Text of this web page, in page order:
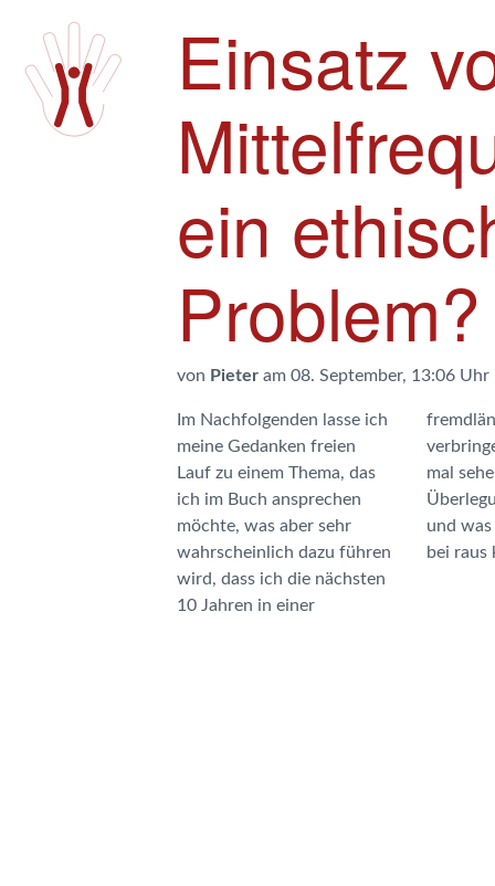
Einsatz
ein
Problem?
von Pieter am 08. September, 13:06 Uhr
Im Nachfolgenden lasse ich
meine Gedanken freien
Lauf zu einem Thema, das
ich im Buch ansprechen
möchte, was aber sehr
wahrscheinlich dazu führen
wird, dass ich die nächsten
10 Jahren in einer
fremdländischen Botschaft
verbringen muss. Ich muss
mal sehen wo diese
Überlegungen hinführen
und was dann schließlich
bei raus